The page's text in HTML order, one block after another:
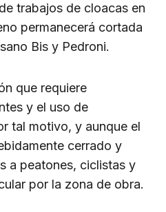
trabajos de cloacas en
permanecerá cortada
Bis y Pedroni.
que requiere
y el uso de
tal motivo, y aunque el
cerrado y
a peatones, ciclistas y
por la zona de obra.